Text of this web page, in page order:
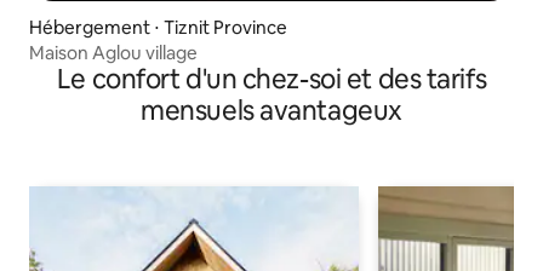
Hébergement ⋅ Tiznit Province
Maison Aglou village
Le confort d'un chez-soi et des tarifs
mensuels avantageux